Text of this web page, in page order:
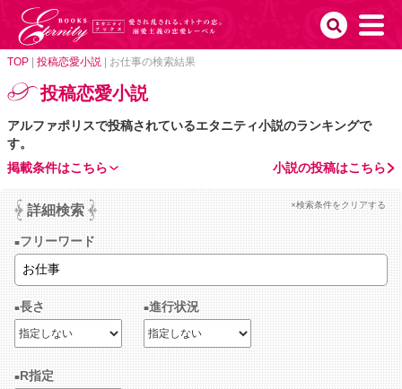
TOP 投稿恋愛小説 お仕事の検索結果
投稿恋愛小説
アルファポリスで投稿されているエタニティ小説のランキングで
す。
小説の投稿はこちら
掲載条件はこちら
詳細検索 ×検索条件をクリアする
フリーワード
長さ 進行状況
R指定